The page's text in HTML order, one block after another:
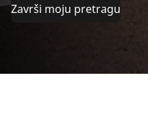
Završi moju pretragu